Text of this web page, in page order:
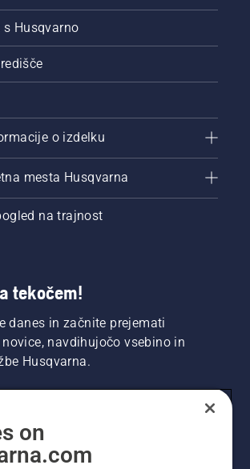
Husqvarno
o izdelku
mesta Husqvarna
na trajnost
tekočem!
danes in začnite prejemati
navdihujočo vsebino in
Husqvarna.
on